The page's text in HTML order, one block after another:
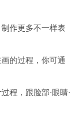
作更多不一样表
的过程，你可通
程，跟脸部·眼睛·